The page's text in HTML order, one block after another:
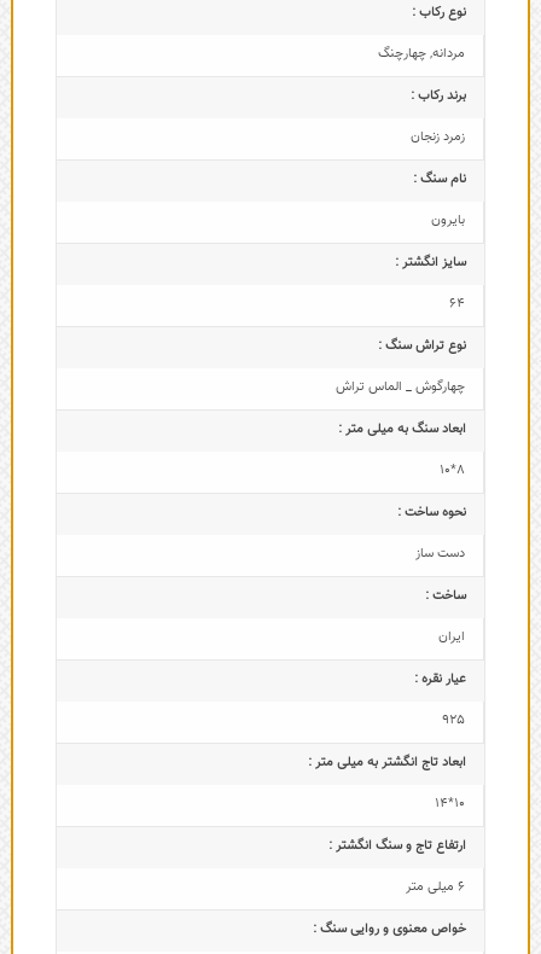
نوع رکاب :
مردانه,چهارچنگ
برند رکاب :
زمرد زنجان
نام سنگ :
بایرون
سایز انگشتر :
64
نوع تراش سنگ :
چهارگوش _ الماس تراش
ابعاد سنگ به میلی متر :
8*10
نحوه ساخت :
دست ساز
ساخت :
ایران
عیار نقره :
925
ابعاد تاج‌ انگشتر به میلی متر :
10*14
ارتفاع تاج و سنگ انگشتر :
6 میلی متر
خواص معنوی و روایی سنگ :